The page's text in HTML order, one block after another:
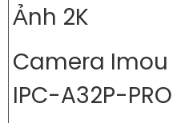
Ảnh 2K
Camera Imou
IPC-A32P-PRO